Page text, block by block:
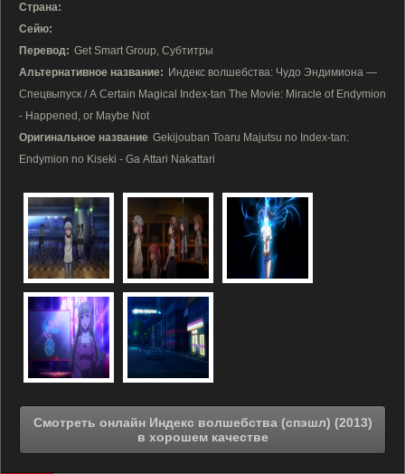
Страна:
Сейю:
Перевод: Get Smart Group, Субтитры
Альтернативное название: Индекс волшебства: Чудо Эндимиона —
Спецвыпуск / A Certain Magical Index-tan The Movie: Miracle of Endymion
- Happened, or Maybe Not
Оригинальное название Gekijouban Toaru Majutsu no Index-tan:
Endymion no Kiseki - Ga Attari Nakattari
Смотреть онлайн Индекс волшебства (спэшл) (2013)
в хорошем качестве